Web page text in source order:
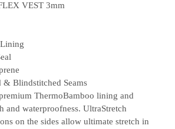
VEST 3mm
& Blindstitched Seams
ThermoBamboo lining and
and waterproofness. UltraStretch
on the sides allow ultimate stretch in